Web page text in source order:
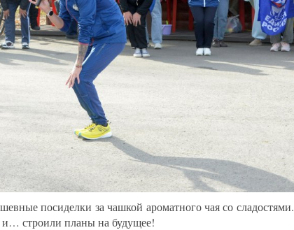
посиделки за чашкой ароматного чая со сладостями.
строили планы на будущее!